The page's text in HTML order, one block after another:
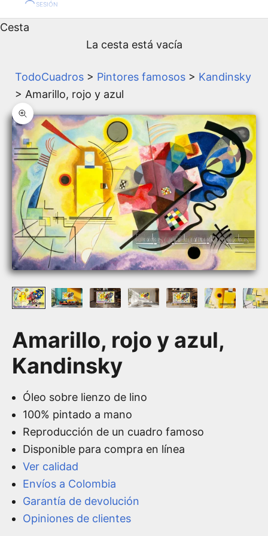
SESIÓN
Cesta
La cesta está vacía
TodoCuadros > Pintores famosos > Kandinsky
> Amarillo, rojo y azul
Zoom
Amarillo, rojo y azul,
Kandinsky
Óleo sobre lienzo de lino
100% pintado a mano
Reproducción de un cuadro famoso
Disponible para compra en línea
Ver calidad
Envíos a Colombia
Garantía de devolución
Opiniones de clientes